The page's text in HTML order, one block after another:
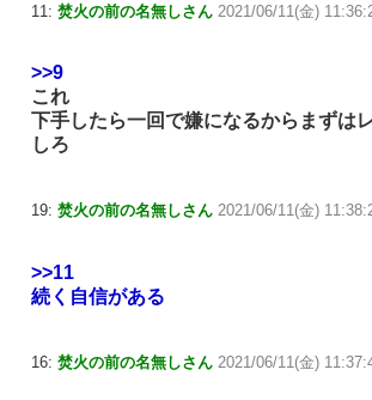
11: 焚火の前の名無しさん 2021/06/11(金)
>>9
これ
下手したら一回で嫌になるからまずは
しろ
19: 焚火の前の名無しさん 2021/06/11(金)
>>11
続く自信がある
16: 焚火の前の名無しさん 2021/06/11(金)